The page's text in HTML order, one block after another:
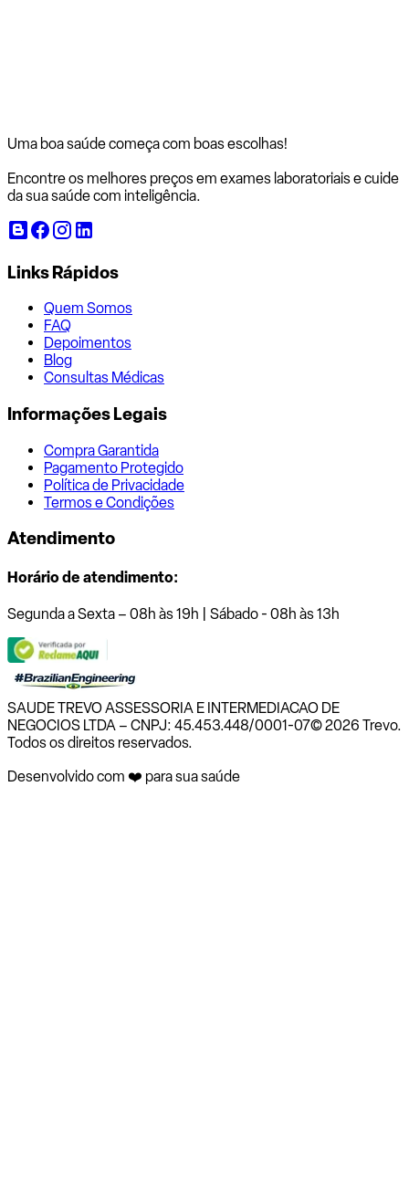
Uma boa saúde começa com boas escolhas!
Encontre os melhores preços em exames laboratoriais e cuide
da sua saúde com inteligência.
Links Rápidos
Quem Somos
FAQ
Depoimentos
Blog
Consultas Médicas
Informações Legais
Compra Garantida
Pagamento Protegido
Política de Privacidade
Termos e Condições
Atendimento
Horário de atendimento:
Segunda a Sexta – 08h às 19h | Sábado - 08h às 13h
SAUDE TREVO ASSESSORIA E INTERMEDIACAO DE
NEGOCIOS LTDA – CNPJ: 45.453.448/0001-07© 2026 Trevo.
Todos os direitos reservados.
Desenvolvido com ❤️ para sua saúde